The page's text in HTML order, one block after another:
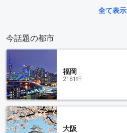
全て表示
今話題の都市
福岡
2181軒
大阪